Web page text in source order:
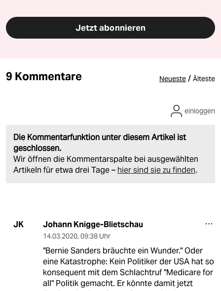
Jetzt abonnieren
9 Kommentare Neueste / Älteste
Die Kommentarfunktion unter diesem Artikel ist
geschlossen.
Wir öffnen die Kommentarspalte bei ausgewählten
Artikeln für etwa drei Tage – hier sind sie zu finden.
einloggen
JK Johann Knigge-Blietschau
14.03.2020, 09:38 Uhr
"Bernie Sanders bräuchte ein Wunder." Oder
eine Katastrophe: Kein Politiker der USA hat so
konsequent mit dem Schlachtruf "Medicare for
all" Politik gemacht. Er könnte damit jetzt